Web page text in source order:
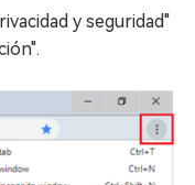
y seguridad"